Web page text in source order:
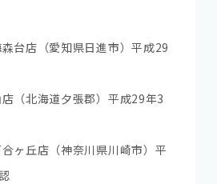
台店（愛知県日進市）平成29
（北海道夕張郡）平成29年3
ヶ丘店（神奈川県川崎市）平